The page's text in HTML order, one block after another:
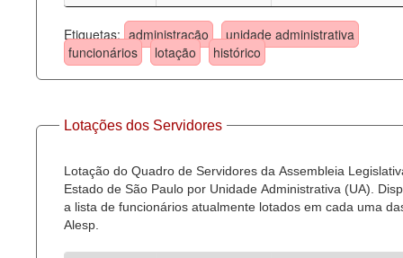
Etiquetas: administração
unidade administrativa
funcionários
lotação histórico
Lotações dos Servidores
Lotação do Quadro de Servidores da Assembleia
Estado de São Paulo por Unidade Administrativa (UA).
a lista de funcionários atualmente lotados em cada uma
Alesp.